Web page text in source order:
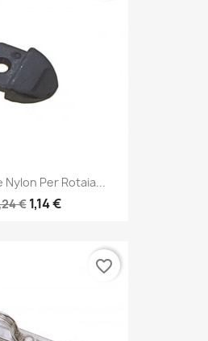
Nylon Per Rotaia...
€ 1,14 €
favorite_border